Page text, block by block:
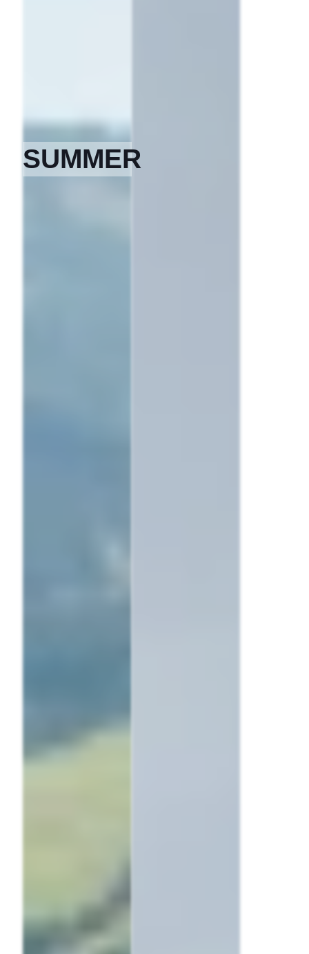
SUMMER